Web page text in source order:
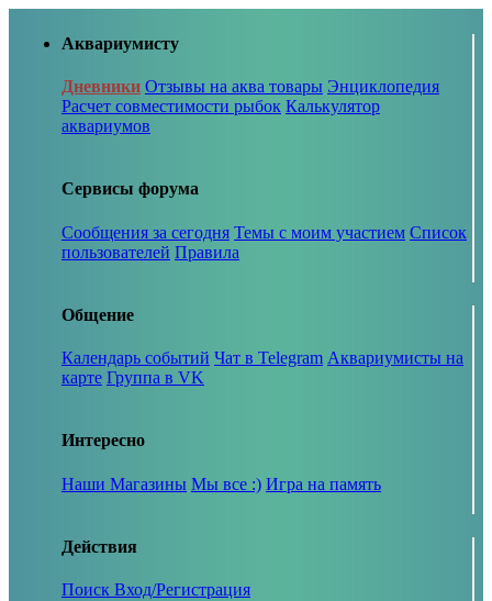
Аквариумисту
Дневники Отзывы на аква товары Энциклопедия
Расчет совместимости рыбок Калькулятор
аквариумов
Сервисы форума
Сообщения за сегодня Темы с моим участием Список
пользователей Правила
Общение
Календарь событий Чат в Telegram Аквариумисты на
карте Группа в VK
Интересно
Наши Магазины Мы все :) Игра на память
Действия
Поиск Вход/Регистрация